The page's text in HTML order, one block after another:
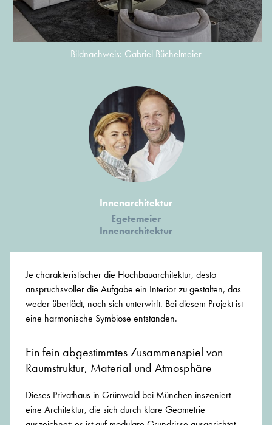
Bildnachweis: Gabriel Büchelmeier
Innenarchitektur
Egetemeier
Innenarchitektur
Je charakteristischer die Hochbauarchitektur, desto
anspruchsvoller die Aufgabe ein Interior zu gestalten, das
weder überlädt, noch sich unterwirft. Bei diesem Projekt ist
eine harmonische Symbiose entstanden.
Ein fein abgestimmtes Zusammenspiel von
Raumstruktur, Material und Atmosphäre
Dieses Privathaus in Grünwald bei München inszeniert
eine Architektur, die sich durch klare Geometrie